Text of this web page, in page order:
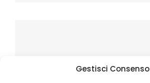
Gestisci Consenso